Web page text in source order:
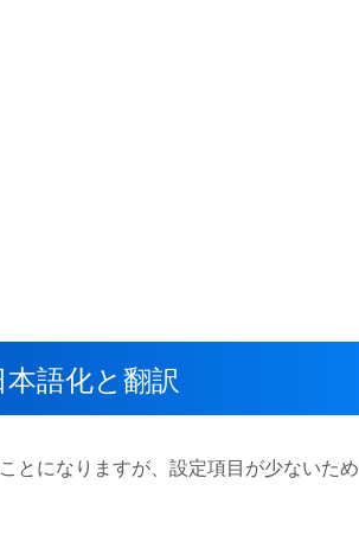
語化と翻訳
とになりますが、設定項目が少ないため